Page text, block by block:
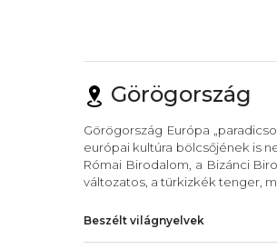
Görögország
Görögország Európa
európai kultúra bölcsőjének is
Római Birodalom, a Bizánci
változatos, a türkizkék tenger,
Beszélt világnyelvek